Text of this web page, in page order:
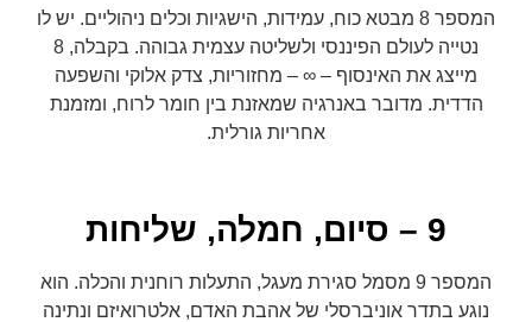
המספר 8 מבטא כוח, עמידות, הישגיות וכלים ניהוליים. יש לו
נטייה לעולם הפיננסי ולשליטה עצמית גבוהה. בקבלה, 8
מייצג את האינסוף – ∞ – מחזוריות, צדק אלוקי והשפעה
הדדית. מדובר באנרגיה שמאזנת בין חומר לרוח, ומזמנת
אחריות גורלית.
9 – סיום, חמלה, שליחות
המספר 9 מסמל סגירת מעגל, התעלות רוחנית והכלה. הוא
נוגע בתדר אוניברסלי של אהבת האדם, אלטרואיזם ונתינה